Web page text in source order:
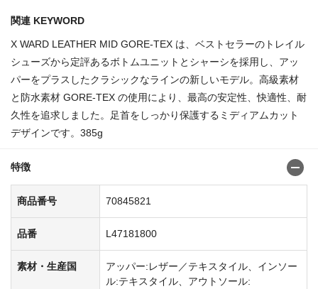
関連 KEYWORD
X WARD LEATHER MID GORE-TEX は、ベストセラーのトレイル
シューズから定評あるボトムユニットとシャーシを採用し、アッ
パーをプラスしたクラシックなラインの新しいモデル。高級素材
と防水素材 GORE-TEX の使用により、最高の安定性、快適性、耐
久性を追求しました。足首をしっかり保護するミディアムカット
デザインです。385g
特徴
商品番号 70845821
品番 L47181800
素材・生産国
アッパー:レザー／テキスタイル、インソー
ル:テキスタイル、アウトソール: